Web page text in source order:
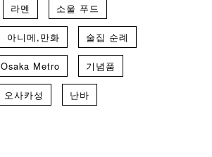
라멘 소울 푸드
아니메,만화 술집 순례
Osaka Metro 기념품
오사카성 난바